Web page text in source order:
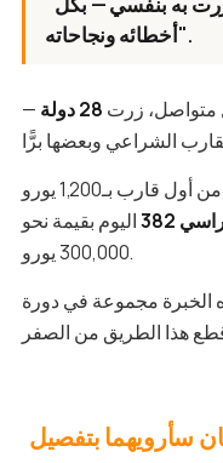
أخطائه ونجاحاته".
متواصل، زرت 28 دولة
—
— من أول قارب بـ1,200 يورو
382
اليوم بقيمة نحو
300,000 يورو.
الخبرة مجموعة في دورة
سأرويهما بتفصيل